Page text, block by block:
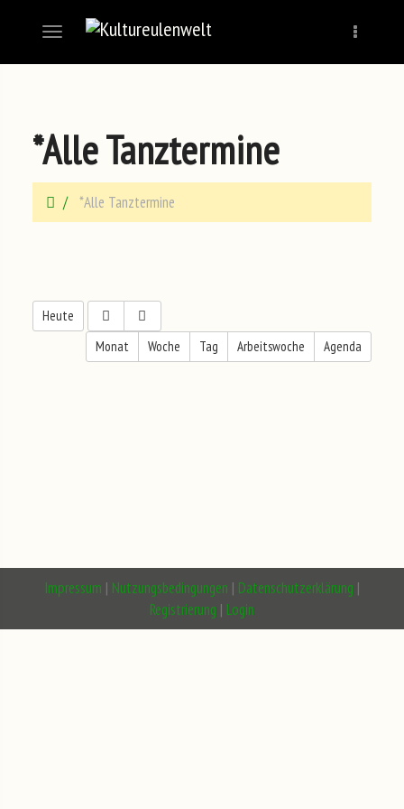
Navigation
*Alle Tanztermine
*Alle Tanztermine
Heute
Monat
Woche Tag Arbeitswoche Agenda
Impressum | Nutzungsbedingungen | Datenschutzerklärung |
Registrierung | Login